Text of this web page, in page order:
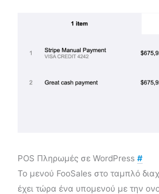
POS Πληρωμές σε WordPress #
Το μενού FooSales στο ταμπλό
έχει τώρα ένα υπομενού με την